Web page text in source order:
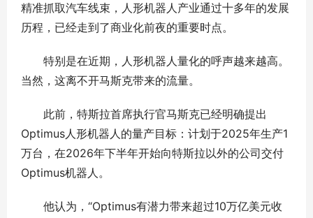
精准抓取汽车线束，人形机器人产业通过十多年的发展
历程，已经走到了商业化前夜的重要时点。
特别是在近期，人形机器人量化的呼声越来越高。
当然，这离不开马斯克带来的流量。
此前，特斯拉首席执行官马斯克已经明确提出
Optimus人形机器人的量产目标：计划于2025年生产1
万台，在2026年下半年开始向特斯拉以外的公司交付
Optimus机器人。
他认为，“Optimus有潜力带来超过10万亿美元收